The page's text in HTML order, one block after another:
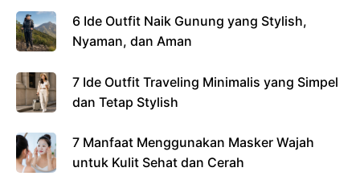
6 Ide Outfit Naik Gunung yang Stylish,
Nyaman, dan Aman
7 Ide Outfit Traveling Minimalis yang Simpel
dan Tetap Stylish
7 Manfaat Menggunakan Masker Wajah
untuk Kulit Sehat dan Cerah